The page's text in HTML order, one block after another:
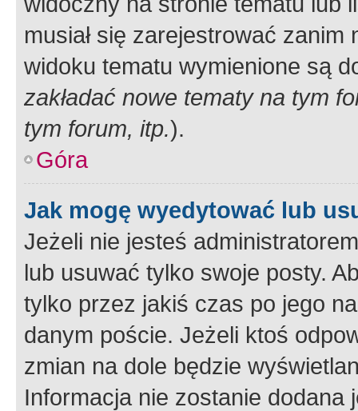
musiał się zarejestrować
widoku tematu wymienione są
zakładać nowe tematy na tym
tym forum, itp.).
Góra
Jak mogę wyedytować lub
Jeżeli nie jesteś
lub usuwać tylko swoje posty.
tylko przez jakiś czas po jego
danym poście. Jeżeli ktoś
zmian na dole będzie
Informacja nie zostanie dodana